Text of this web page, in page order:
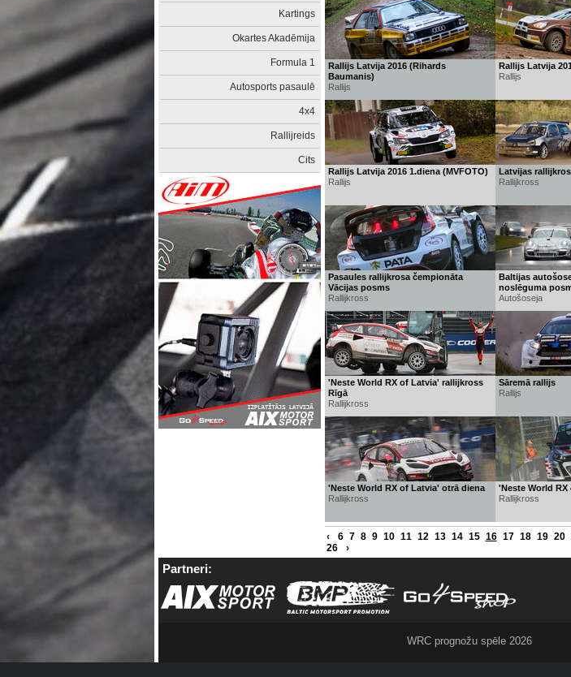
Kartings
Okartes Akadēmija
Formula 1
Autosports pasaulē
4x4
Rallijreids
Cits
Rallijs Latvija 2016 (Rihards
Baumanis)
Rallijs
Rallijs Latvija
Rallijs
Rallijs Latvija 2016 1.diena (MVFOTO)
Rallijs
Latvijas
Rallijkross
Pasaules rallijkrosa čempionāta
Vācijas posms
Rallijkross
Baltijas
noslēguma
Autošoseja
'Neste World RX of Latvia' rallijkross
Rīgā
Rallijkross
Sāremā rallijs
Rallijs
'Neste World RX of Latvia' otrā diena
Rallijkross
'Neste World
Rallijkross
‹ 6 7 8 9 10 11 12 13 14 15 16 17 18 19 20
26
›
Partneri:
WRC prognožu spēle 2026